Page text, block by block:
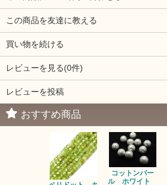
この商品を友達に教える
買い物を続ける
レビューを見る(0件)
レビューを投稿
おすすめ商品
コットンパー
ル ホワイト